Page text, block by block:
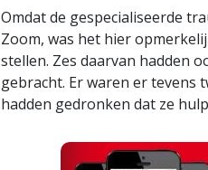
Omdat de gespecialiseerde
Zoom, was het hier
stellen. Zes daarvan hadden
gebracht. Er waren er tevens
hadden gedronken dat ze